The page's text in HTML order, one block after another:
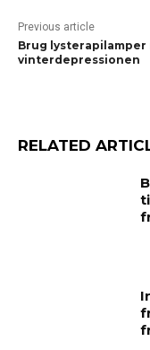
Previous article
Brug lysterapilamper
vinterdepressionen
RELATED